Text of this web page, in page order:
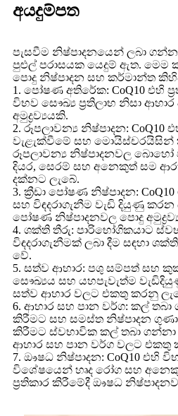
අයදුම්පත
පැසවීම නිෂ්පාදනයෙන් ලබා ගන්නා
පුළුල් පරාසයක යෙදුම් ඇත. මෙම
පොදු නිෂ්පාදන සහ කර්මාන්ත
1. පෝෂණ අතිරේක: CoQ10 එහි
විභව සෞඛ්‍ය ප්‍රතිලාභ නිසා
අමුද්‍රව්‍යයකි.
2. රූපලාවන්‍ය නිෂ්පාදන: CoQ10
වැළැක්වීමේ සහ මොයිස්චරයිසින්
රූපලාවන්‍ය නිෂ්පාදනවල බොහෝ
දියර, සෙරම් සහ අනෙකුත් සම
දක්නට ලැබේ.
3. ක්‍රීඩා පෝෂණ නිෂ්පාදන:
සහ විඳදරාගැනීම වැඩි දියුණු කරන
පෝෂණ නිෂ්පාදනවල පොදු
4. ශක්ති තීරු: පාරිභෝගිකයාට
විඳදරාගැනීමක් ලබා දීම සඳහා
වේ.
5. සත්ව ආහාර: පශු සම්පත් සහ
සෞඛ්‍යය සහ යහපැවැත්ම
සත්ව ආහාර වලට එකතු කරනු
6. ආහාර සහ පාන වර්ග: කල් තබා
කිරීමට සහ සමස්ත නිෂ්පාදන
කිරීමට ස්වභාවික කල් තබා ගන්නා
ආහාර සහ පාන වර්ග වලට එකතු
7. ඖෂධ නිෂ්පාදන: CoQ10 එහි
විශේෂයෙන් හෘද රෝග සහ
ප්‍රතිකාර කිරීමේදී ඖෂධ